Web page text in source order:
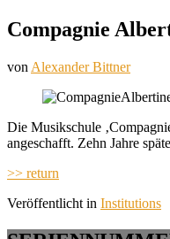
Compagnie
von Alexander Bittner
Die Musikschule
angeschafft. Zehn Jahre
>> return
Veröffentlicht in Institutions